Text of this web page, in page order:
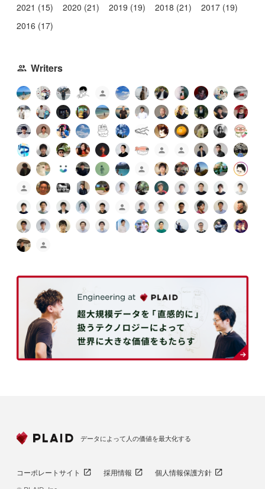
2021 (15)
2020 (21) 2019 (19) 2018 (21)
2017 (19)
2016 (17)
Writers
データによって人の価値を最大化する
コーポレートサイト 採用情報
個人情報保護方針